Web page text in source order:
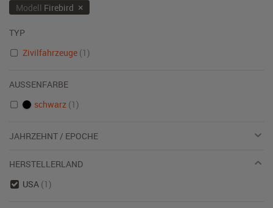
Modell Firebird ×
TYP
Zivilfahrzeuge (1)
AUSSENFARBE
schwarz (1)
JAHRZEHNT / EPOCHE
HERSTELLERLAND
USA (1)